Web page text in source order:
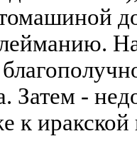
Затем -
к иракской